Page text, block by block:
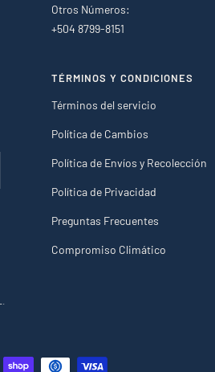
Otros Números:
+504 8799-8151
TÉRMINOS Y CONDICIONES
Términos del servicio
Política de Cambios
Política de Envíos y Recolección
Política de Privacidad
Preguntas Frecuentes
Compromiso Climático